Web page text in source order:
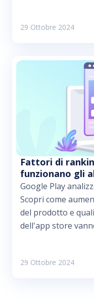
29 Ottobre 2024
Fattori di
funzionano gli
Google Play
Scopri come
del prodotto e
dell'app store
29 Ottobre 2024